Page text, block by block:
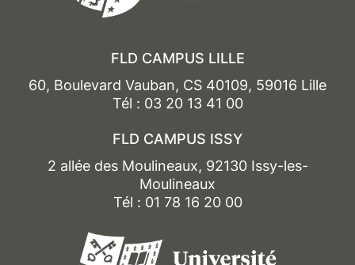
FLD CAMPUS LILLE
60, Boulevard Vauban, CS 40109, 59016 Lille
Tél : 03 20 13 41 00
FLD CAMPUS ISSY
2 allée des Moulineaux, 92130 Issy-les-
Moulineaux
Tél : 01 78 16 20 00